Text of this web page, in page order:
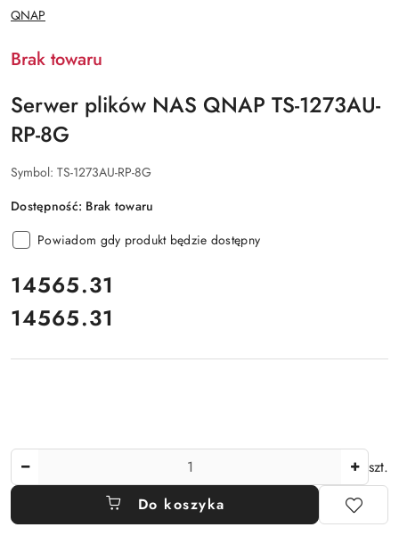
NAZWA
PRODUCENTA:
QNAP
Brak towaru
Serwer plików NAS QNAP TS-1273AU-
RP-8G
Symbol: TS-1273AU-RP-8G
Dostępność: Brak towaru
Powiadom gdy produkt będzie dostępny
cena:
14565.31
Cena:
14565.31
szt.
Do koszyka